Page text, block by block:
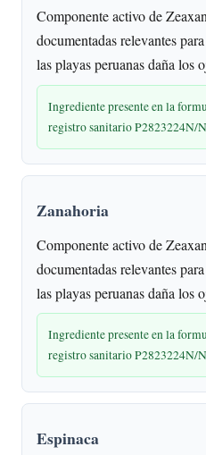
Componente activo de
documentadas relevantes
las playas peruanas daña los
Ingrediente presente en la
registro sanitario P2823224N/
Zanahoria
Componente activo de
documentadas relevantes
las playas peruanas daña los
Ingrediente presente en la
registro sanitario P2823224N/
Espinaca